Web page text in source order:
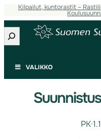
Kilpailut, kuntorastit –
Etsi
VALIKKO
PK·